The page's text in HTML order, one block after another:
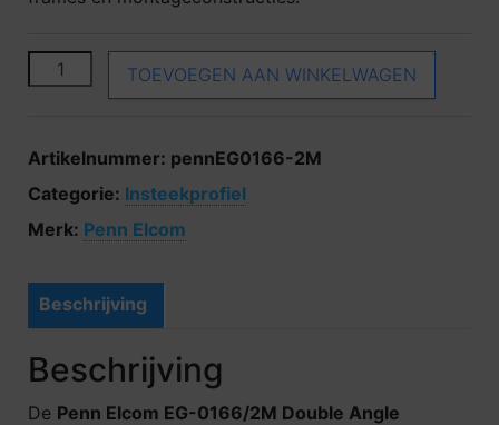
Penn Elcom EG-0166 aantal
TOEVOEGEN AAN WINKELWAGEN
Artikelnummer: pennEG0166-2M
Categorie: Insteekprofiel
Merk: Penn Elcom
Beschrijving
Beschrijving
De Penn Elcom EG-0166/2M Double Angle